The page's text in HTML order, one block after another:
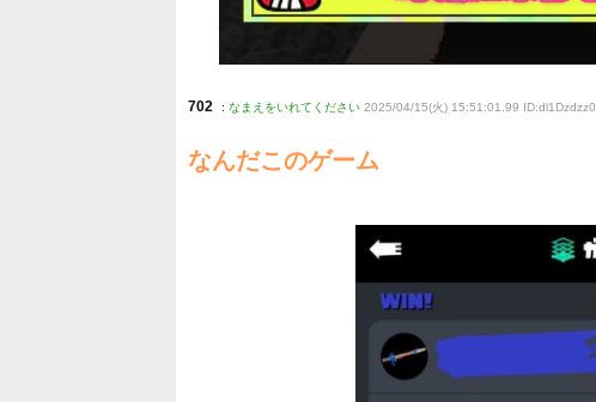
702 : なまえをいれてください 2025/04/15(火) 15:51:01.99 ID:dl1Dzdzz0
なんだこのゲーム